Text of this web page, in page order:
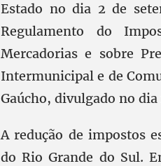
Estado no dia 2 de
Regulamento do
Mercadorias e sobre
Intermunicipal e de
Gaúcho, divulgado no
A redução de impostos
do Rio Grande do Sul.